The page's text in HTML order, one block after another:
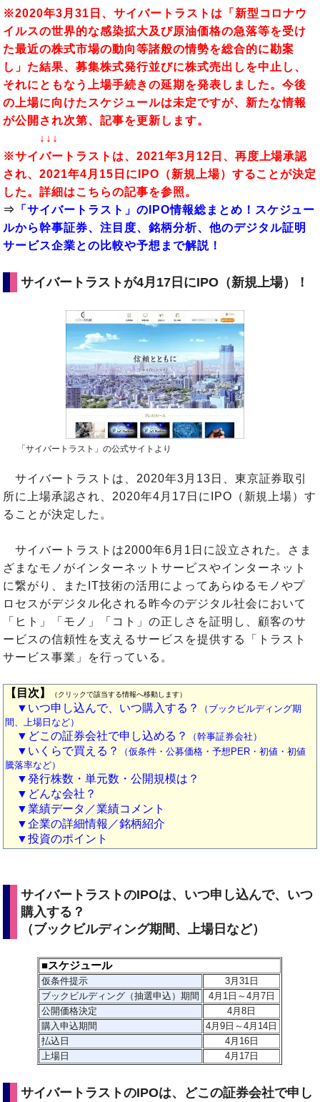
※2020年3月31日、サイバートラストは「新型コロナウ
イルスの世界的な感染拡大及び原油価格の急落等を受け
た最近の株式市場の動向等諸般の情勢を総合的に勘案
し」た結果、募集株式発行並びに株式売出しを中止し、
それにともなう上場手続きの延期を発表しました。今後
の上場に向けたスケジュールは未定ですが、新たな情報
が公開され次第、記事を更新します。
↓↓↓
※サイバートラスト は、2021年3月12日、再度上場承認
され、2021年4月15日にIPO（新規上場）することが決定
した。詳細はこちらの記事を参照。
⇒ 「サイバートラスト」のIPO情報総まとめ！スケジュー
ルから幹事証券、注目度、銘柄分析、他のデジタル証明
サービス企業との比較や予想まで解説！
サイバートラストが4月17日にIPO（新規上場）！
「サイバートラスト」の公式サイトより
サイバートラストは、2020年3月13日、東京証券取引
所に上場承認され、2020年4月17日にIPO（新規上場）す
ることが決定した。
サイバートラストは2000年6月1日に設立された。さま
ざまなモノがインターネットサービスやインターネット
に繋がり、またIT技術の活用によってあらゆるモノやプ
ロセスがデジタル化される昨今のデジタル社会において
「ヒト」「モノ」「コト」の正しさを証明し、顧客のサ
ービスの信頼性を支えるサービスを提供する「トラスト
サービス事業」を行っている。
【目次】 （クリックで該当する情報へ移動します）
▼いつ申し込んで、いつ購入する？
（ブックビルディング期
間、上場日など）
▼どこの証券会社で申し込める？ （幹事証券会社）
▼いくらで買える？
（仮条件・公募価格・予想PER・初値・初値
騰落率など）
▼発行株数・単元数・公開規模は？
▼どんな会社？
▼業績データ／業績コメント
▼企業の詳細情報／銘柄紹介
▼投資のポイント
サイバートラストのIPOは、いつ申し込んで、いつ
購入する？
（ブックビルディング期間、上場日など）
■スケジュール
仮条件提示 3月31日
ブックビルディング（抽選申込）期間
4月1日～4月7日
公開価格決定
4月8日
購入申込期間
4月9日～4月14日
払込日
4月16日
上場日
4月17日
サイバートラストのIPOは、どこの証券会社で申し